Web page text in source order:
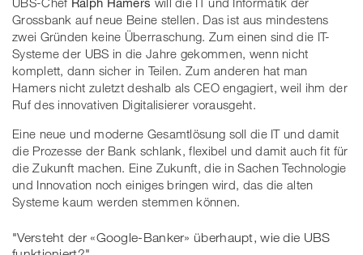
Grossbank auf neue Beine stellen. Das ist aus mindestens
zwei Gründen keine Überraschung. Zum einen sind die IT-
Systeme der UBS in die Jahre gekommen, wenn nicht
komplett, dann sicher in Teilen. Zum anderen hat man
Hamers nicht zuletzt deshalb als CEO engagiert, weil ihm der
Ruf des innovativen Digitalisierer vorausgeht.
Eine neue und moderne Gesamtlösung soll die IT und damit
die Prozesse der Bank schlank, flexibel und damit auch fit für
die Zukunft machen. Eine Zukunft, die in Sachen Technologie
und Innovation noch einiges bringen wird, das die alten
Systeme kaum werden stemmen können.
"Versteht der «Google-Banker» überhaupt, wie die UBS